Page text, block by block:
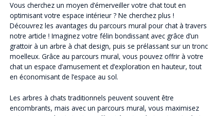
Vous cherchez un moyen d’émerveiller votre chat tout en
optimisant votre espace intérieur ? Ne cherchez plus !
Découvrez les avantages du parcours mural pour chat à travers
notre article ! Imaginez votre félin bondissant avec grâce d’un
grattoir à un arbre à chat design, puis se prélassant sur un tronc
moelleux. Grâce au parcours mural, vous pouvez offrir à votre
chat un espace d’amusement et d’exploration en hauteur, tout
en économisant de l’espace au sol.
Les arbres à chats traditionnels peuvent souvent être
encombrants, mais avec un parcours mural, vous maximisez